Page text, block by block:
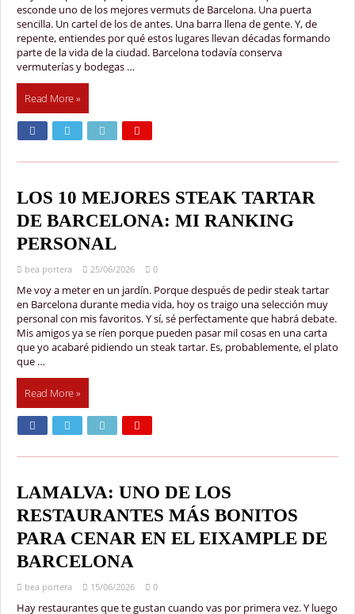
esconde uno de los mejores vermuts de Barcelona. Una puerta
sencilla. Un cartel de los de antes. Una barra llena de gente. Y, de
repente, entiendes por qué estos lugares llevan décadas formando
parte de la vida de la ciudad. Barcelona todavía conserva
vermuterías y bodegas …
Read More »
LOS 10 MEJORES STEAK TARTAR
DE BARCELONA: MI RANKING
PERSONAL
bea portera 25/06/2026 0
Me voy a meter en un jardín. Porque después de pedir steak tartar
en Barcelona durante media vida, hoy os traigo una selección muy
personal con mis favoritos. Y sí, sé perfectamente que habrá debate.
Mis amigos ya se ríen porque pueden pasar mil cosas en una carta
que yo acabaré pidiendo un steak tartar. Es, probablemente, el plato
que …
Read More »
LAMALVA: UNO DE LOS
RESTAURANTES MÁS BONITOS
PARA CENAR EN EL EIXAMPLE DE
BARCELONA
bea portera 15/06/2026 0
Hay restaurantes que te gustan cuando vas por primera vez. Y luego